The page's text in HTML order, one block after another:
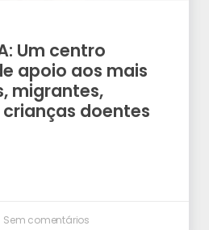
Um centro
apoio aos mais
migrantes,
doentes
Sem comentários